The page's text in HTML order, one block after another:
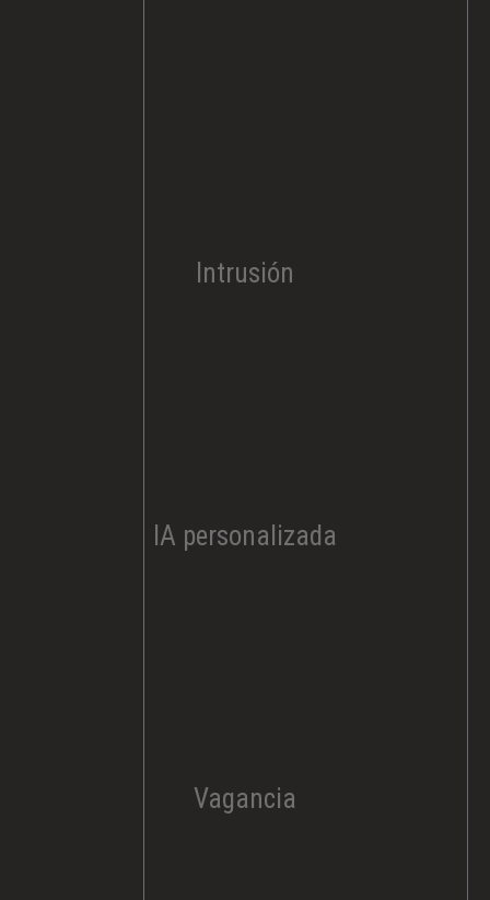
Intrusión
IA personalizada
Vagancia​